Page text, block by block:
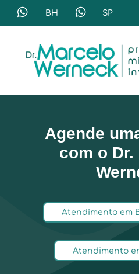
Agende
com o Dr.
Atendimento em
Atendimento